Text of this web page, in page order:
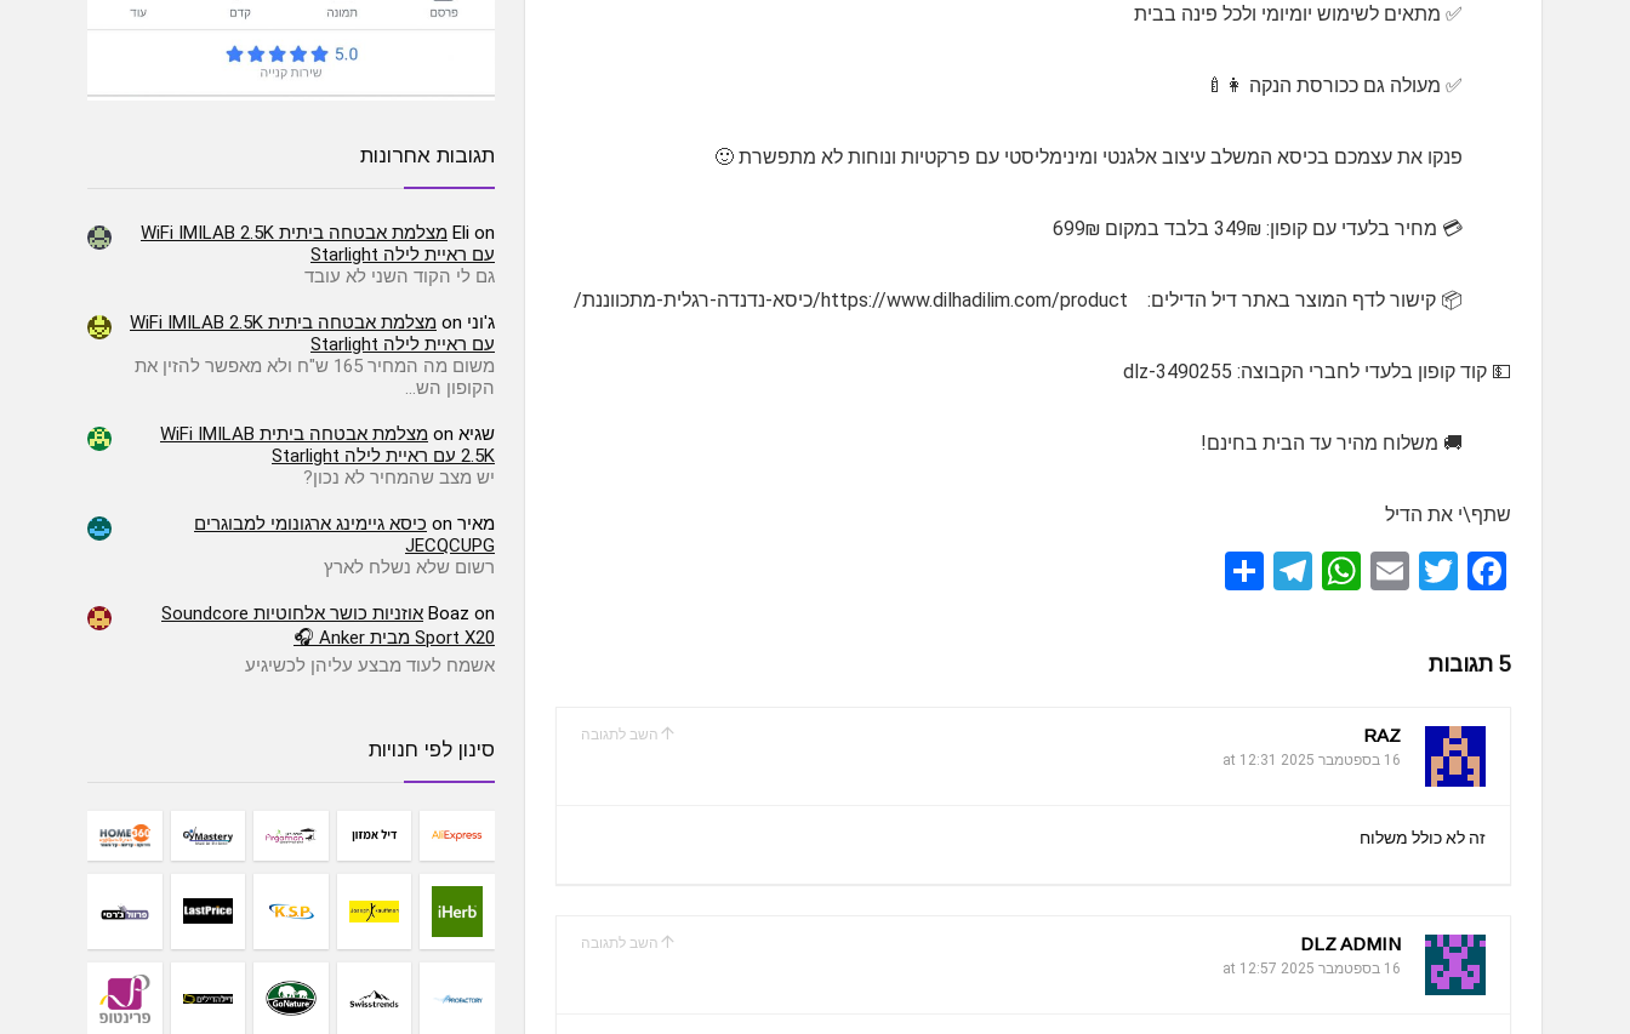
✅️ מתאים לשימוש יומיומי ולכל פינה בבית
✅️ מעולה גם ככורסת הנקה 👩‍🍼
פנקו את עצמכם בכיסא המשלב עיצוב אלגנטי ומינימליסטי עם פרקטיות ונוחות לא מתפשרת 🙂
💳 מחיר בלעדי עם קופון: 349₪ בלבד במקום 699₪
📦 קישור לדף המוצר באתר דיל הדילים: https://www.dilhadilim.com/product/כיסא-נדנדה-רגלית-מתכווננת/
💵 קוד קופון בלעדי לחברי הקבוצה: dlz-3490255
🚚 משלוח מהיר עד הבית בחינם!
שתף\י את הדיל
F
ce
b
o
o
T
E
W
p
T
m
5 תגובות
השב לתגובה RAZ
16 בספטמבר 2025 at 12:31
זה לא כולל משלוח
השב לתגובה DLZ ADMIN
16 בספטמבר 2025 at 12:57
תגובות אחרונות
Eli on
מצלמת אבטחה ביתית WiFi IMILAB 2.5K
עם ראיית לילה Starlight
גם לי הקוד השני לא עובד
ג'וני on
מצלמת אבטחה ביתית WiFi IMILAB 2.5K
עם ראיית לילה Starlight
משום מה המחיר 165 ש"ח ולא מאפשר להזין את
הקופון הש…
שגיא on
מצלמת אבטחה ביתית WiFi IMILAB
2.5K עם ראיית לילה Starlight
יש מצב שהמחיר לא נכון?
מאיר on כיסא גיימינג ארגונומי למבוגרים
JECQCUPG
רשום שלא נשלח לארץ
Boaz on
אוזניות כושר אלחוטיות Soundcore
Sport X20 מבית Anker 🎧
אשמח לעוד מבצע עליהן לכשיגיע
סינון לפי חנויות